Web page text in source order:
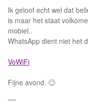
Ik geloof echt wel dat
is maar het staat
mobiel..
WhatsApp dient niet het
VoWiFi
Fijne avond. 🙂